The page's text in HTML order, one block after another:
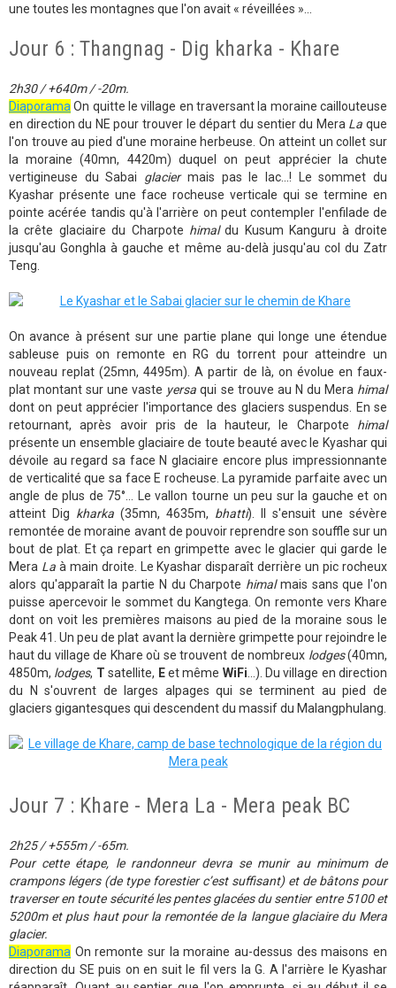
une toutes les montagnes que l'on avait « réveillées »...
Jour 6 : Thangnag - Dig kharka - Khare
2h30 / +640m / -20m.
DiaporamaOn quitte le village en traversant la moraine caillouteuse
en direction du NE pour trouver le départ du sentier du Mera La que
l'on trouve au pied d'une moraine herbeuse. On atteint un collet sur
la moraine (40mn, 4420m) duquel on peut apprécier la chute
vertigineuse du Sabai glaciermais pas le lac...! Le sommet du
Kyashar présente une face rocheuse verticale qui se termine en
pointe acérée tandis qu'à l'arrière on peut contempler l'enfilade de
la crête glaciaire du Charpote himaldu Kusum Kanguru à droite
jusqu'au Gonghla à gauche et même au-delà jusqu'au col du Zatr
Teng.
On avance à présent sur une partie plane qui longe une étendue
sableuse puis on remonte en RG du torrent pour atteindre un
nouveau replat (25mn, 4495m). A partir de là, on évolue en faux-
plat montant sur une vaste yersa qui se trouve au N du Mera himal
dont on peut apprécier l'importance des glaciers suspendus. En se
retournant, après avoir pris de la hauteur, le Charpote himal
présente un ensemble glaciaire de toute beauté avec le Kyashar qui
dévoile au regard sa face N glaciaire encore plus impressionnante
de verticalité que sa face E rocheuse. La pyramide parfaite avec un
angle de plus de 75°... Le vallon tourne un peu sur la gauche et on
atteint Dig kharka (35mn, 4635m, bhatti). Il s'ensuit une sévère
remontée de moraine avant de pouvoir reprendre son souffle sur un
bout de plat. Et ça repart en grimpette avec le glacier qui garde le
Mera Laà main droite. Le Kyashar disparaît derrière un pic rocheux
alors qu'apparaît la partie N du Charpote himalmais sans que l'on
puisse apercevoir le sommet du Kangtega. On remonte vers Khare
dont on voit les premières maisons au pied de la moraine sous le
Peak 41. Un peu de plat avant la dernière grimpette pour rejoindre le
haut du village de Khare où se trouvent de nombreux lodges(40mn,
4850m, lodges, Tsatellite, Eet même WiFi...). Du village en direction
du N s'ouvrent de larges alpages qui se terminent au pied de
glaciers gigantesques qui descendent du massif du Malangphulang.
Jour 7 : Khare - Mera La - Mera peak BC
2h25 / +555m / -65m.
Pour cette étape, le randonneur devra se munir au minimum de
crampons légers (de type forestier c’est suffisant) et de bâtons pour
traverser en toute sécurité les pentes glacées du sentier entre 5100 et
5200m et plus haut pour la remontée de la langue glaciaire du Mera
glacier.
Diaporama On remonte sur la moraine au-dessus des maisons en
direction du SE puis on en suit le fil vers la G. A l'arrière le Kyashar